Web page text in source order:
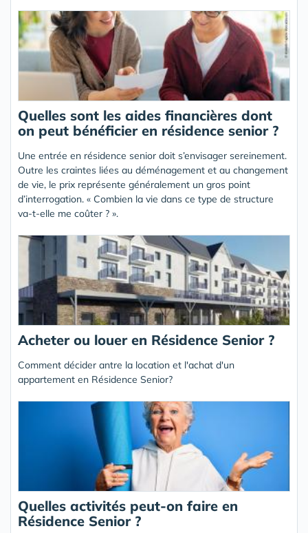
Quelles sont les aides financières dont
on peut bénéficier en résidence senior ?
Une entrée en résidence senior doit s’envisager sereinement.
Outre les craintes liées au déménagement et au changement
de vie, le prix représente généralement un gros point
d’interrogation. « Combien la vie dans ce type de structure
va-t-elle me coûter ? ».
Acheter ou louer en Résidence Senior ?
Comment décider antre la location et l'achat d'un
appartement en Résidence Senior?
Quelles activités peut-on faire en
Résidence Senior ?